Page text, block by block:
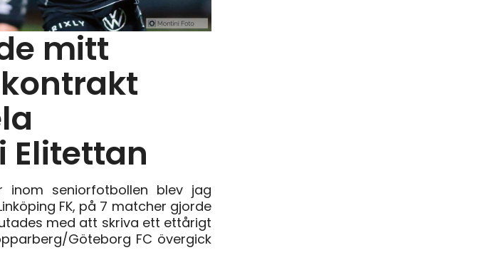
mitt
Elitettan
seniorfotbollen blev jag
FK, på 7 matcher gjorde
med att skriva ett ettårigt
Göteborg FC övergick